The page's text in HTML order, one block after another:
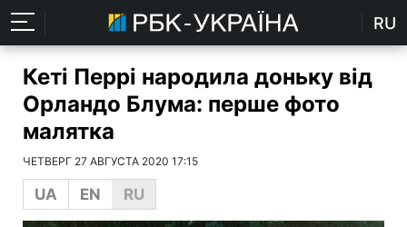
RU
Кеті Перрі народила доньку від
Орландо Блума: перше фото
малятка
ЧЕТВЕРГ 27 АВГУСТА 2020 17:15
UA EN RU